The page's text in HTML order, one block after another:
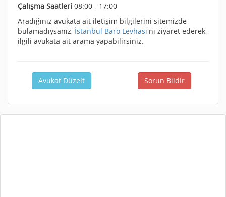
Çalışma Saatleri 08:00 - 17:00
Aradığınız avukata ait iletişim bilgilerini sitemizde
bulamadıysanız, İstanbul Baro Levhası'nı ziyaret ederek,
ilgili avukata ait arama yapabilirsiniz.
Avukat Düzelt Sorun Bildir